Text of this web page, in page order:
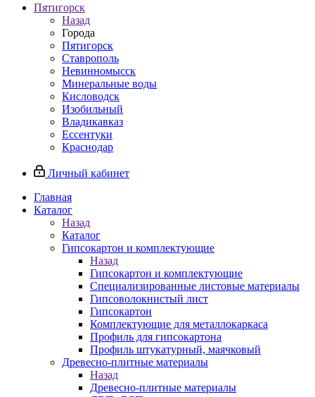
Пятигорск
Назад
Города
Пятигорск
Ставрополь
Невинномысск
Минеральные воды
Кисловодск
Изобильный
Владикавказ
Ессентуки
Краснодар
Личный кабинет
Главная
Каталог
Назад
Каталог
Гипсокартон и комплектующие
Назад
Гипсокартон и комплектующие
Специализированные листовые материалы
Гипсоволокнистый лист
Гипсокартон
Комплектующие для металлокаркаса
Профиль для гипсокартона
Профиль штукатурный, маячковый
Древесно-плитные материалы
Назад
Древесно-плитные материалы